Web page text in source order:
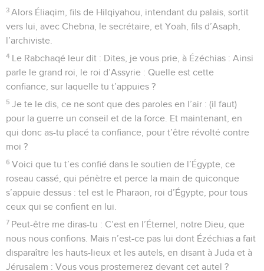
3 Alors Éliaqim, fils de Hilqiyahou, intendant du palais, sortit
vers lui, avec Chebna, le secrétaire, et Yoah, fils d’Asaph,
l’archiviste.
4 Le Rabchaqé leur dit : Dites, je vous prie, à Ézéchias : Ainsi
parle le grand roi, le roi d’Assyrie : Quelle est cette
confiance, sur laquelle tu t’appuies ?
5 Je te le dis, ce ne sont que des paroles en l’air : (il faut)
pour la guerre un conseil et de la force. Et maintenant, en
qui donc as-tu placé ta confiance, pour t’être révolté contre
moi ?
6 Voici que tu t’es confié dans le soutien de l’Égypte, ce
roseau cassé, qui pénètre et perce la main de quiconque
s’appuie dessus : tel est le Pharaon, roi d’Égypte, pour tous
ceux qui se confient en lui.
7 Peut-être me diras-tu : C’est en l’Éternel, notre Dieu, que
nous nous confions. Mais n’est-ce pas lui dont Ézéchias a fait
disparaître les hauts-lieux et les autels, en disant à Juda et à
Jérusalem : Vous vous prosternerez devant cet autel ?